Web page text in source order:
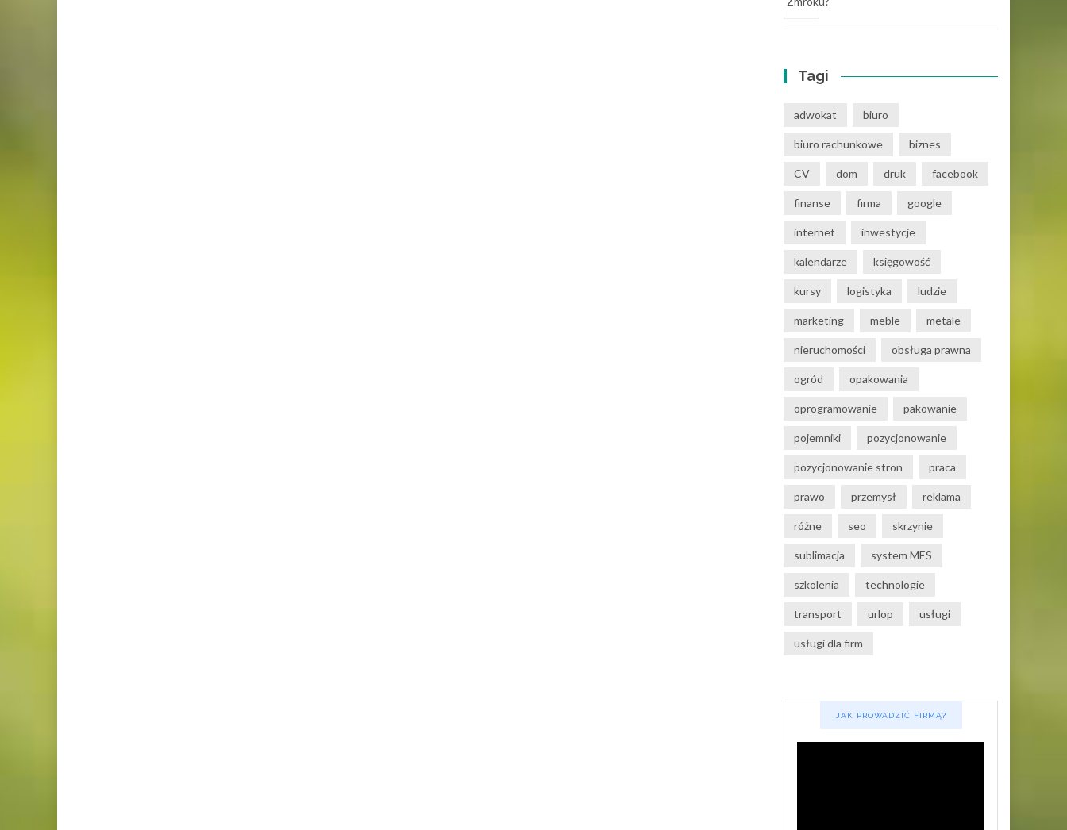
Tagi
adwokat biuro
biuro rachunkowe biznes
CV dom druk facebook
finanse firma google
internet inwestycje
kalendarze księgowość
kursy logistyka ludzie
marketing meble metale
nieruchomości obsługa prawna
ogród opakowania
oprogramowanie pakowanie
pojemniki pozycjonowanie
pozycjonowanie stron praca
prawo przemysł reklama
różne seo skrzynie
sublimacja system MES
szkolenia technologie
transport urlop usługi
usługi dla firm
JAK PROWADZIĆ FIRMĄ?